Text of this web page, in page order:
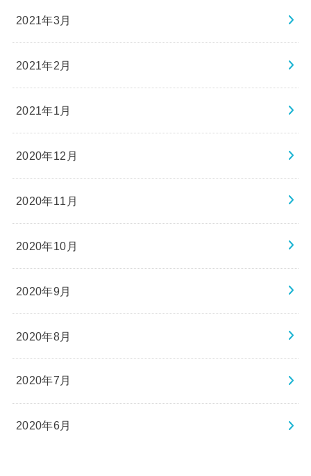
2021年3月
2021年2月
2021年1月
2020年12月
2020年11月
2020年10月
2020年9月
2020年8月
2020年7月
2020年6月